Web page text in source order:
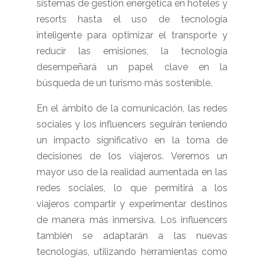
sistemas de gestión energética en hoteles y
resorts hasta el uso de tecnología
inteligente para optimizar el transporte y
reducir las emisiones, la tecnología
desempeñará un papel clave en la
búsqueda de un turismo más sostenible.
En el ámbito de la comunicación, las redes
sociales y los influencers seguirán teniendo
un impacto significativo en la toma de
decisiones de los viajeros. Veremos un
mayor uso de la realidad aumentada en las
redes sociales, lo que permitirá a los
viajeros compartir y experimentar destinos
de manera más inmersiva. Los influencers
también se adaptarán a las nuevas
tecnologías, utilizando herramientas como